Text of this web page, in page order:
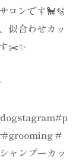
ロンです🐩🫧
似合わせカッ
✂️✨
#
ャンプーカッ